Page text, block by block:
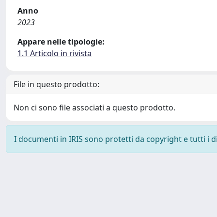
Anno
2023
Appare nelle tipologie:
1.1 Articolo in rivista
File in questo prodotto:
Non ci sono file associati a questo prodotto.
I documenti in IRIS sono protetti da copyright e tutti i